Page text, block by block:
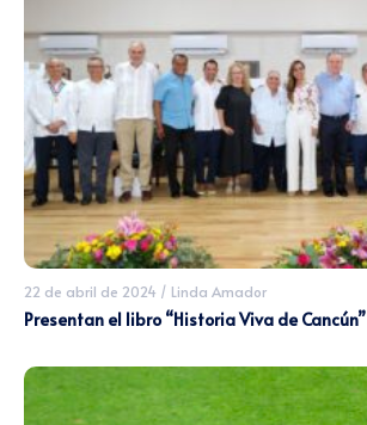
22 de abril de 2024 / Linda Amador
Presentan el libro “Historia Viva de Cancún”